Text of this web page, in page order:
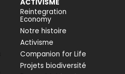
ACTIVISME
Reintegration
Economy
Notre histoire
Activisme
Companion for Life
Projets biodiversité